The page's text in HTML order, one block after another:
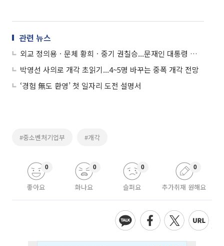
관련 뉴스
외교 정의용ㆍ문체 황희ㆍ중기 권칠승...문재인 대통령 개각 단행
박영선 사의로 개각 초읽기...4~5명 바꾸는 중폭 개각 전망
‘경험 無도 환영’ 첫 일자리 도전 설명서
#중소벤처기업부 #개각
좋아요
0
화나요
0
슬퍼요
0
추가취재 원해요
0